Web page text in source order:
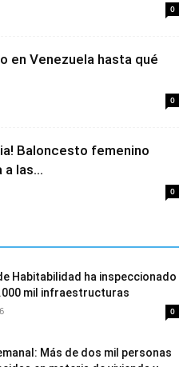
0
en Venezuela hasta qué
0
Baloncesto femenino
a las...
0
Habitabilidad ha inspeccionado
mil infraestructuras
0
Más de dos mil personas